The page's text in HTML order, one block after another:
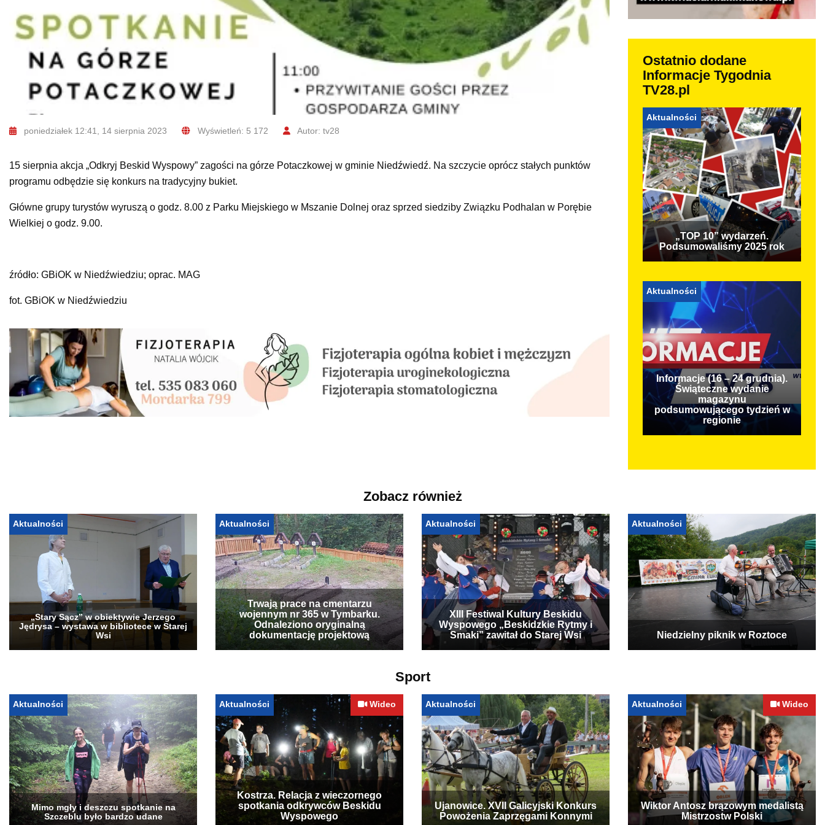
poniedziałek 12:41, 14 sierpnia 2023 Wyświetleń: 5 172 Autor: tv28
15 sierpnia akcja „Odkryj Beskid Wyspowy” zagości na górze Potaczkowej w gminie Niedźwiedź. Na szczycie oprócz stałych punktów
programu odbędzie się konkurs na tradycyjny bukiet.
Główne grupy turystów wyruszą o godz. 8.00 z Parku Miejskiego w Mszanie Dolnej oraz sprzed siedziby Związku Podhalan w Porębie
Wielkiej o godz. 9.00.
źródło: GBiOK w Niedźwiedziu; oprac. MAG
fot. GBiOK w Niedźwiedziu
Ostatnio dodane
Informacje Tygodnia
TV28.pl
Aktualności
„TOP 10” wydarzeń.
Podsumowaliśmy 2025 rok
Aktualności
Informacje (16 – 24 grudnia).
Świąteczne wydanie
magazynu
podsumowującego tydzień w
regionie
Zobacz również
Aktualności
„Stary Sącz” w obiektywie Jerzego
Jędrysa – wystawa w bibliotece w Starej
Wsi
Aktualności
Trwają prace na cmentarzu
wojennym nr 365 w Tymbarku.
Odnaleziono oryginalną
dokumentację projektową
Aktualności
XIII Festiwal Kultury Beskidu
Wyspowego „Beskidzkie Rytmy i
Smaki” zawitał do Starej Wsi
Aktualności
Niedzielny piknik w Roztoce
Sport
Aktualności
Mimo mgły i deszczu spotkanie na
Szczeblu było bardzo udane
Aktualności Wideo
Kostrza. Relacja z wieczornego
spotkania odkrywców Beskidu
Wyspowego
Aktualności
Ujanowice. XVII Galicyjski Konkurs
Powożenia Zaprzęgami Konnymi
Aktualności Wideo
Wiktor Antosz brązowym medalistą
Mistrzostw Polski